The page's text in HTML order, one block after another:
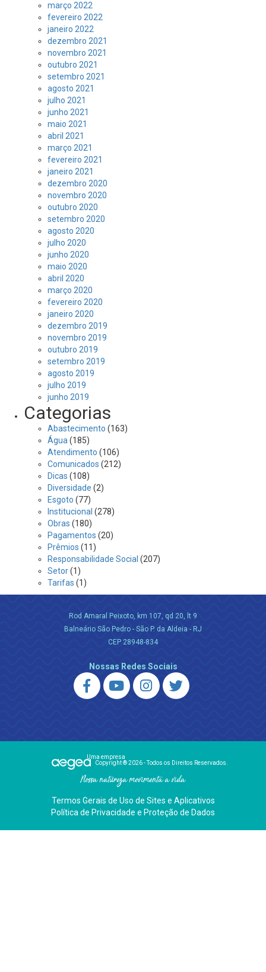
março 2022
fevereiro 2022
janeiro 2022
dezembro 2021
novembro 2021
outubro 2021
setembro 2021
agosto 2021
julho 2021
junho 2021
maio 2021
abril 2021
março 2021
fevereiro 2021
janeiro 2021
dezembro 2020
novembro 2020
outubro 2020
setembro 2020
agosto 2020
julho 2020
junho 2020
maio 2020
abril 2020
março 2020
fevereiro 2020
janeiro 2020
dezembro 2019
novembro 2019
outubro 2019
setembro 2019
agosto 2019
julho 2019
junho 2019
Categorias
Abastecimento (163)
Água (185)
Atendimento (106)
Comunicados (212)
Dicas (108)
Diversidade (2)
Esgoto (77)
Institucional (278)
Obras (180)
Pagamentos (20)
Prêmios (11)
Responsabilidade Social (207)
Setor(1)
Tarifas (1)
Rod Amaral Peixoto, km 107, qd 20, lt 9
Balneário São Pedro - São P. da Aldeia - RJ
CEP 28948-834
Nossas Redes Sociais
Uma empresa
Copyright ® 2026 - Todos os Direitos Reservados.
Nossa natureza movimenta a vida
Termos Gerais de Uso de Sites e Aplicativos
Política de Privacidade e Proteção de Dados